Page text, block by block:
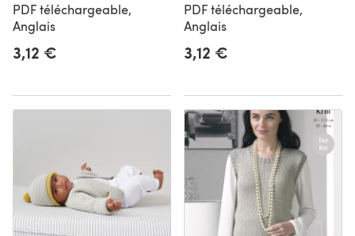
PDF téléchargeable,
Anglais
3,12 €
PDF téléchargeable,
Anglais
3,12 €